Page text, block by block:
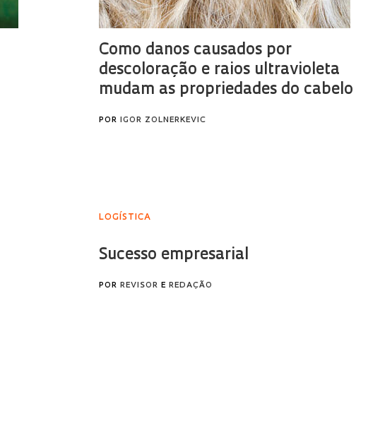
Como danos causados por
descoloração e raios ultravioleta
mudam as propriedades do cabelo
POR IGOR ZOLNERKEVIC
LOGÍSTICA
Sucesso empresarial
POR REVISOR E REDAÇÃO